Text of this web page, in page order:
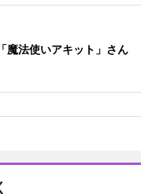
魔法使いアキット」さん